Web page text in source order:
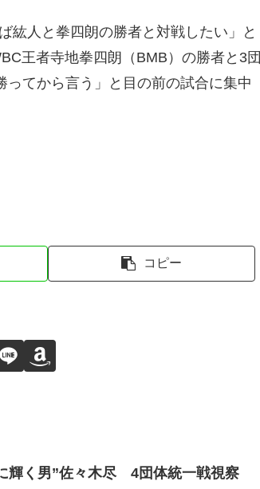
人と拳四朗の勝者と対戦したい」と
王者寺地拳四朗（BMB）の勝者と3団
てから言う」と目の前の試合に集中
コピー
輝く男”佐々木尽 4団体統一戦視察